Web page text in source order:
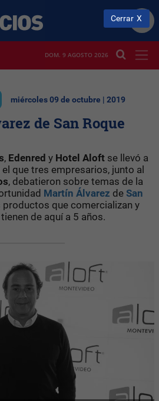
DOM. 9 AGOSTO 2026
miércoles 09 de octubre | 2019
de San Roque
, Edenred y Hotel Aloft se llevó a
que tres empresarios, junto al
, debatieron sobre temas de la
Martín Álvarez de San
que comercializan y
de aquí a 5 años.
Cerrar